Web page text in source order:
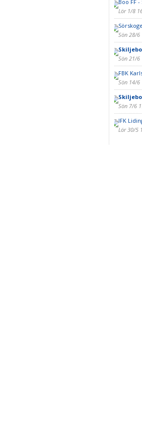
Boo FF -
Lör 1/8
Sön 28/6
Skiljebo
Sön 21/6
FBK
Sön 14/6
Skiljebo
Sön 7/6
IFK
Lör 30/5